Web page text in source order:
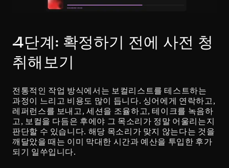
4단계: 확정하기 전에 사전 청
취해보기
전통적인 작업 방식에서는 보컬리스트를 테스트하는
과정이 느리고 비용도 많이 듭니다. 싱어에게 연락하고,
레퍼런스를 보내고, 세션을 조율하고, 테이크를 녹음하
고, 보컬을 다듬은 후에야 그 목소리가 정말 어울리는지
판단할 수 있습니다. 해당 목소리가 맞지 않는다는 것을
깨달았을 때는 이미 막대한 시간과 예산을 투입한 후가
되기 일쑤입니다.